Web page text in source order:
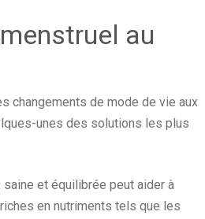
au
changements de mode de vie aux
unes des solutions les plus
saine et équilibrée peut aider à
en nutriments tels que les